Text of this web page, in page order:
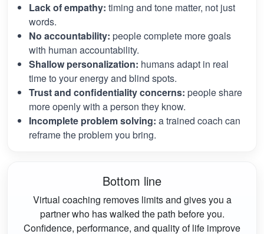
Lack of empathy: timing and tone matter, not just
words.
No accountability: people complete more goals
with human accountability.
Shallow personalization: humans adapt in real
time to your energy and blind spots.
Trust and confidentiality concerns: people share
more openly with a person they know.
Incomplete problem solving: a trained coach can
reframe the problem you bring.
Bottom line
Virtual coaching removes limits and gives you a
partner who has walked the path before you.
Confidence, performance, and quality of life improve